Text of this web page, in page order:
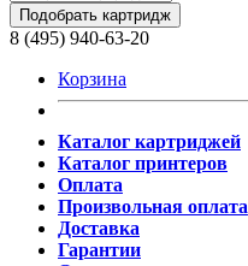
Подобрать картридж
8 (495) 940-63-20
Корзина
Каталог картриджей
Каталог принтеров
Оплата
Произвольная оплата
Доставка
Гарантии